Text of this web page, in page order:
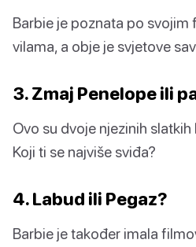
Barbie je poznata po svojim
vilama, a obje je svjetove
3. Zmaj Penelope ili
Ovo su dvoje njezinih
Koji ti se najviše sviđa?
4. Labud ili Pegaz?
Barbie je također imala